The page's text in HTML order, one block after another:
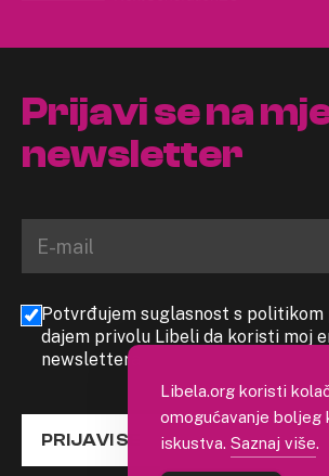
Prijavi se na
newsletter
Potvrđujem suglasnost s
dajem privolu Libeli da koristi moj
newslettera
PRIJAVI SE
Libela.org koristi
omogućavanje boljeg
iskustva. Saznaj više.